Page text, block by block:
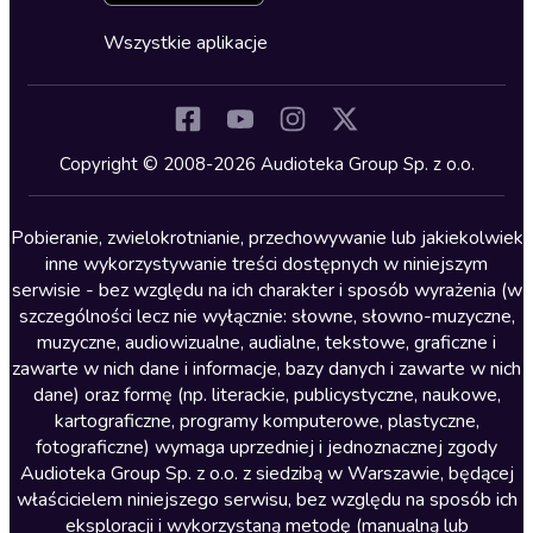
Kryminały
Lektury szkolne
Literatura anglojęzyczna
Literatura faktu
Literatura obyczajowa
Literatura piękna obca
Literatura piękna polska
Nagrania relaksacyjne
Nauka języków
Nauki humanistyczne
Cykle audiobooków
Wszystkie aplikacje
Copyright © 2008-2026 Audioteka Group Sp. z o.o.
Pobieranie, zwielokrotnianie, przechowywanie lub jakiekolwiek
inne wykorzystywanie treści dostępnych w niniejszym
serwisie - bez względu na ich charakter i sposób wyrażenia (w
szczególności lecz nie wyłącznie: słowne, słowno-muzyczne,
muzyczne, audiowizualne, audialne, tekstowe, graficzne i
zawarte w nich dane i informacje, bazy danych i zawarte w nich
dane) oraz formę (np. literackie, publicystyczne, naukowe,
kartograficzne, programy komputerowe, plastyczne,
fotograficzne) wymaga uprzedniej i jednoznacznej zgody
Audioteka Group Sp. z o.o. z siedzibą w Warszawie, będącej
właścicielem niniejszego serwisu, bez względu na sposób ich
eksploracji i wykorzystaną metodę (manualną lub